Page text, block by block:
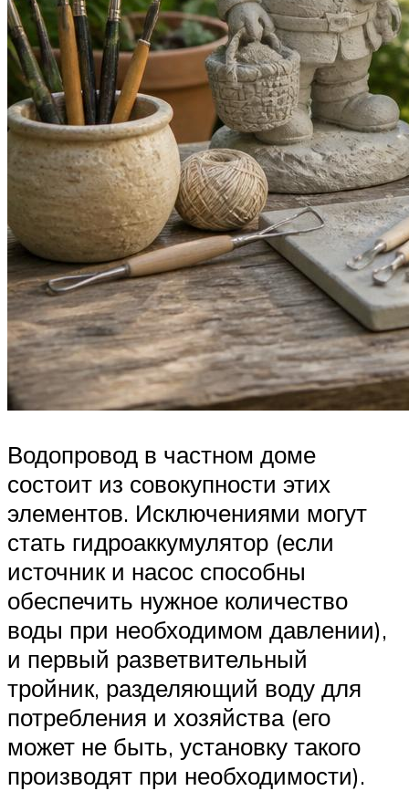
Водопровод в частном доме
состоит из совокупности этих
элементов. Исключениями могут
стать гидроаккумулятор (если
источник и насос способны
обеспечить нужное количество
воды при необходимом давлении),
и первый разветвительный
тройник, разделяющий воду для
потребления и хозяйства (его
может не быть, установку такого
производят при необходимости).